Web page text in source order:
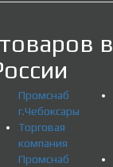
в
Промснаб
г.Чебоксары
Торговая
компания
Промснаб